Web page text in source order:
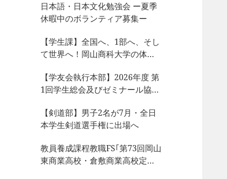
日本語・日本文化勉強会 ー夏季
休暇中のボランティア募集ー
【学生課】全国へ、1部へ、そし
て世界へ！岡山商科大学の体育
動！
【学友会執行本部】2026年度 第
1回学生総会及びゼミナール協議
ました！
【剣道部】男子2名が7月・全日
本学生剣道選手権に出場へ
教員養成課程教職FS｢第73回岡山
東商業高校・倉敷商業高校定期